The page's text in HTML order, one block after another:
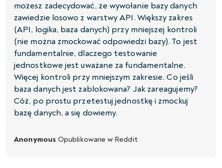
możesz zadecydować, że wywołanie bazy danych
zawiedzie losowo z warstwy API. Większy zakres
(API, logika, baza danych) przy mniejszej kontroli
(nie można zmockować odpowiedzi bazy). To jest
fundamentalnie, dlaczego testowanie
jednostkowe jest uważane za fundamentalne.
Więcej kontroli przy mniejszym zakresie. Co jeśli
baza danych jest zablokowana? Jak zareagujemy?
Cóż, po prostu przetestuj jednostkę i zmockuj
bazę danych, a się dowiemy.
Anonymous Opublikowane w Reddit